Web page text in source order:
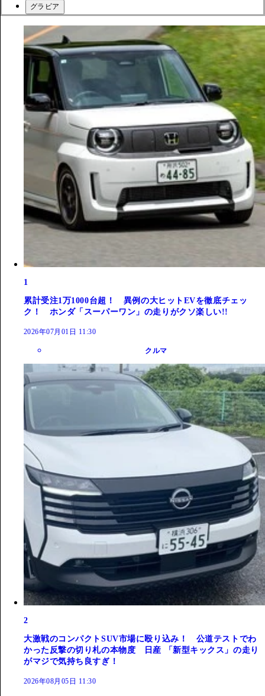
グラビア
1
累計受注1万1000台超！ 異例の大ヒットEVを徹底チェッ
ク！ ホンダ「スーパーワン」の走りがクソ楽しい!!
2026年07月01日 11:30
クルマ
2
大激戦のコンパクトSUV市場に殴り込み！ 公道テストでわ
かった反撃の切り札の本物度 日産 「新型キックス」の走り
がマジで気持ち良すぎ！
2026年08月05日 11:30